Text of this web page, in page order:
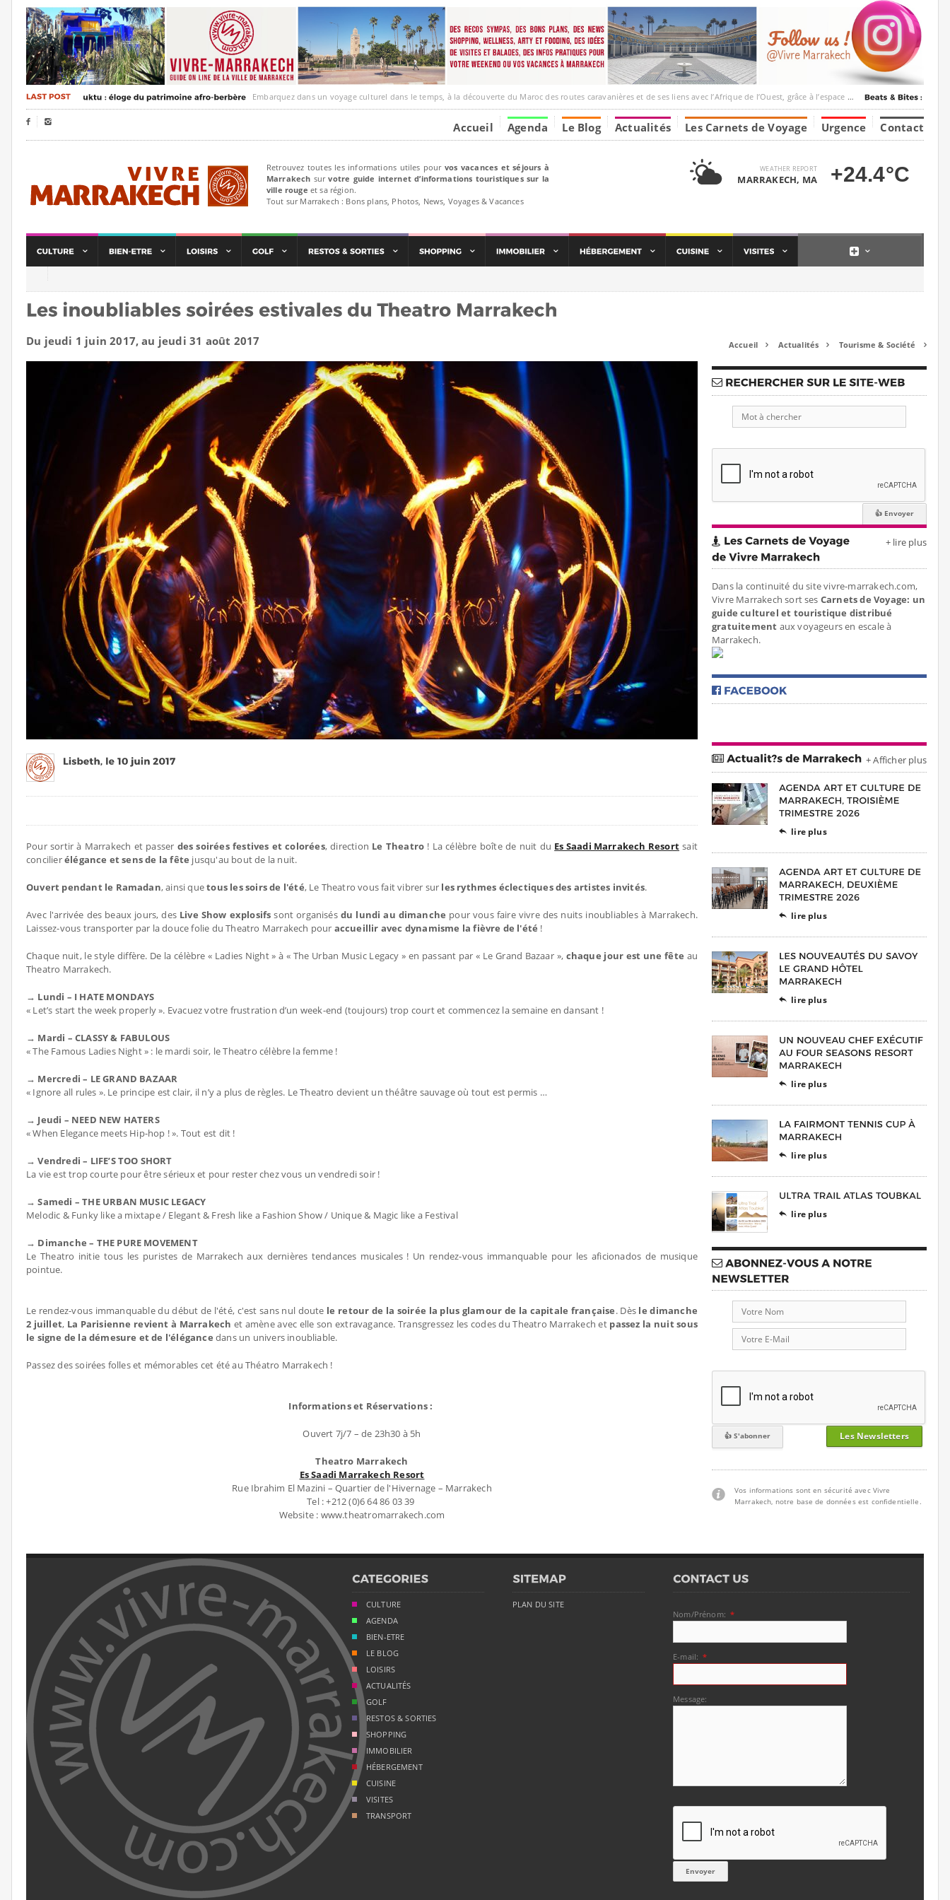
Embarquez dans un voyage culturel dans le temps, à la découverte du Maroc des routes caravanières et de ses liens avec l’Afrique de l’Ouest, grâce à l’espace Marrakesh-Tumbuktu.
  Accueil Agenda Le Blog Actualités Les Carnets de Voyage Urgence Contact
Retrouvez toutes les informations utiles pour vos vacances et séjours à
Marrakech survotre guide internet d’informations touristiques sur la
ville rouge et sa région.
Tout sur Marrakech : Bons plans, Photos, News, Voyages & Vacances
WEATHER REPORT
MARRAKECH, MA +24.4°C
Du jeudi 1 juin 2017, au jeudi 31 août 2017
Pour sortir à Marrakech et passer des soirées festives et colorées, direction Le Theatro ! La célèbre boîte de nuit du Es Saadi Marrakech Resort sait
concilierélégance et sens de la fête jusqu'au bout de la nuit.
Ouvert pendant le Ramadan, ainsi quetous les soirs de l'été, Le Theatro vous fait vibrer sur les rythmes éclectiques des artistes invités.
Avec l'arrivée des beaux jours, des Live Show explosifs sont organisés du lundi au dimanche pour vous faire vivre des nuits inoubliables à Marrakech.
Laissez-vous transporter par la douce folie du Theatro Marrakech pour accueillir avec dynamisme la fièvre de l'été !
Chaque nuit, le style diffère. De la célèbre « Ladies Night » à « The Urban Music Legacy » en passant par « Le Grand Bazaar », chaque jour est une fête au
Theatro Marrakech.
→ Lundi – I HATE MONDAYS
« Let’s start the week properly ». Evacuez votre frustration d’un week-end (toujours) trop court et commencez la semaine en dansant !
→ Mardi – CLASSY & FABULOUS
« The Famous Ladies Night » : le mardi soir, le Theatro célèbre la femme !
→ Mercredi – LE GRAND BAZAAR
« Ignore all rules ». Le principe est clair, il n’y a plus de règles. Le Theatro devient un théâtre sauvage où tout est permis …
→ Jeudi – NEED NEW HATERS
« When Elegance meets Hip-hop ! ». Tout est dit !
→ Vendredi – LIFE’S TOO SHORT
La vie est trop courte pour être sérieux et pour rester chez vous un vendredi soir !
→ Samedi – THE URBAN MUSIC LEGACY
Melodic & Funky like a mixtape / Elegant & Fresh like a Fashion Show / Unique & Magic like a Festival
→ Dimanche – THE PURE MOVEMENT
Le Theatro initie tous les puristes de Marrakech aux dernières tendances musicales ! Un rendez-vous immanquable pour les aficionados de musique
pointue.
Le rendez-vous immanquable du début de l'été, c'est sans nul doute le retour de la soirée la plus glamour de la capitale française. Dès le dimanche
2 juillet, La Parisienne revient à Marrakech et amène avec elle son extravagance. Transgressez les codes du Theatro Marrakech et passez la nuit sous
le signe de la démesure et de l'élégance dans un univers inoubliable.
Passez des soirées folles et mémorables cet été au Théatro Marrakech !
Informations et Réservations :
Ouvert 7j/7 – de 23h30 à 5h
Theatro Marrakech
Es Saadi Marrakech Resort
Rue Ibrahim El Mazini – Quartier de l'Hivernage – Marrakech
Tel : +212 (0)6 64 86 03 39
Website : www.theatromarrakech.com
Accueil  Actualités  Tourisme & Société 
+ lire plus
Dans la continuité du site vivre-marrakech.com,
Vivre Marrakech sort ses Carnets de Voyage: un
guide culturel et touristique distribué
gratuitement aux voyageurs en escale à
Marrakech.
+ Afficher plus
 lire plus
 lire plus
 lire plus
 lire plus
 lire plus
 lire plus
Les Newsletters
Vos informations sont en sécurité avec Vivre
Marrakech, notre base de données est confidentielle.
CULTURE
AGENDA
BIEN-ETRE
LE BLOG
LOISIRS
ACTUALITÉS
GOLF
RESTOS & SORTIES
SHOPPING
IMMOBILIER
HÉBERGEMENT
CUISINE
VISITES
TRANSPORT
PLAN DU SITE
Nom/Prénom: *
E-mail: *
Message: